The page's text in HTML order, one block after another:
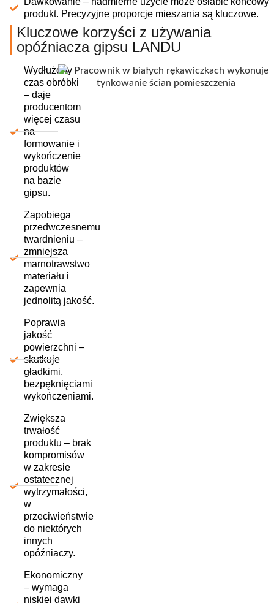
produkt. Precyzyjne proporcje mieszania są kluczowe.
Kluczowe korzyści z używania
opóźniacza gipsu LANDU
Wydłużony
czas obróbki
– daje
producentom
więcej czasu
na
formowanie i
wykończenie
produktów
na bazie
gipsu.
Zapobiega
przedwczesnemu
twardnieniu –
zmniejsza
marnotrawstwo
materiału i
zapewnia
jednolitą jakość.
Poprawia
jakość
powierzchni –
skutkuje
gładkimi,
bezpęknięciami
wykończeniami.
Zwiększa
trwałość
produktu – brak
kompromisów
w zakresie
ostatecznej
wytrzymałości,
w
przeciwieństwie
do niektórych
innych
opóźniaczy.
Ekonomiczny
– wymaga
niskiej dawki